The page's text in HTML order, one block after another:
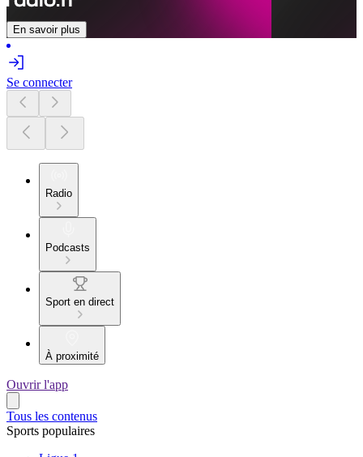
En savoir plus
Se connecter
Radio
Podcasts
Sport en direct
À proximité
Ouvrir l'app
Tous les contenus
Sports populaires